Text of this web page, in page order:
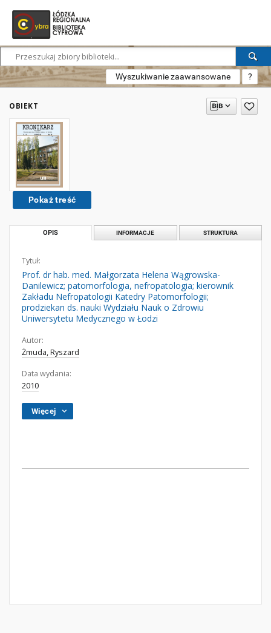
Wyszukiwanie zaawansowane ?
OBIEKT
Pokaż treść
OPIS INFORMACJE STRUKTURA
Tytuł:
Prof. dr hab. med. Małgorzata Helena Wągrowska-
Danilewicz; patomorfologia, nefropatologia; kierownik
Zakładu Nefropatologii Katedry Patomorfologii;
prodziekan ds. nauki Wydziału Nauk o Zdrowiu
Uniwersytetu Medycznego w Łodzi
Autor:
Żmuda, Ryszard
Data wydania:
2010
Więcej